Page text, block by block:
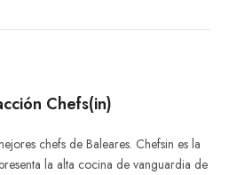
Chefs(in)
chefs de Baleares. Chefsin es la
la alta cocina de vanguardia de